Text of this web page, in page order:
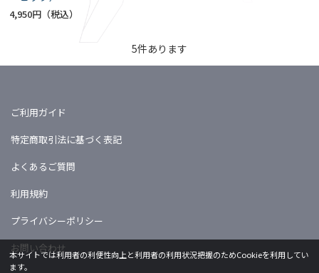
4,950円
5件あります
ご利用ガイド
特定商取引法に基づく表記
よくあるご質問
利用規約
プライバシーポリシー
お問い合わせ
本サイトでは利用者の利便性向上と利用者の利用状況把握のためCookieを利用してい
ます。